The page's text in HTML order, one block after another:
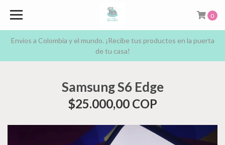
Envíos a Colombia y el mundo. ¡Recibe tus productos en la puerta
de tu casa!
0
Samsung S6 Edge
$25.000,00 COP